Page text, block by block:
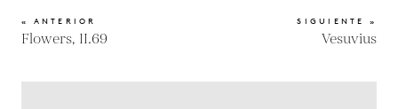
« ANTERIOR
Flowers, II.69
SIGUIENTE »
Vesuvius